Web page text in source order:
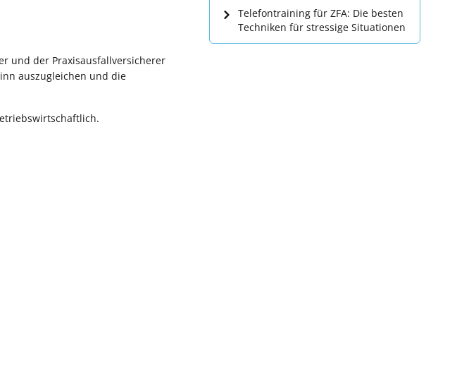
und der Praxisausfallversicherer
auszugleichen und die
Telefontraining für ZFA: Die besten
Techniken für stressige Situationen